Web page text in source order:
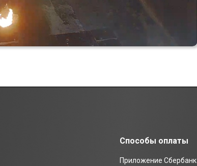
Способы оплаты
Приложение Сбербанк